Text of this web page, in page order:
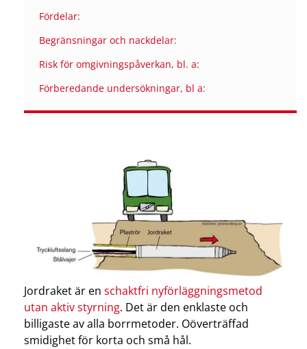
Fördelar:
Begränsningar och nackdelar:
Risk för omgivningspåverkan, bl. a:
Förberedande undersökningar, bl a:
Jordraket är en schaktfri nyförläggningsmetod
utan aktiv styrning. Det är den enklaste och
billigaste av alla borrmetoder. Oöverträffad
smidighet för korta och små hål.